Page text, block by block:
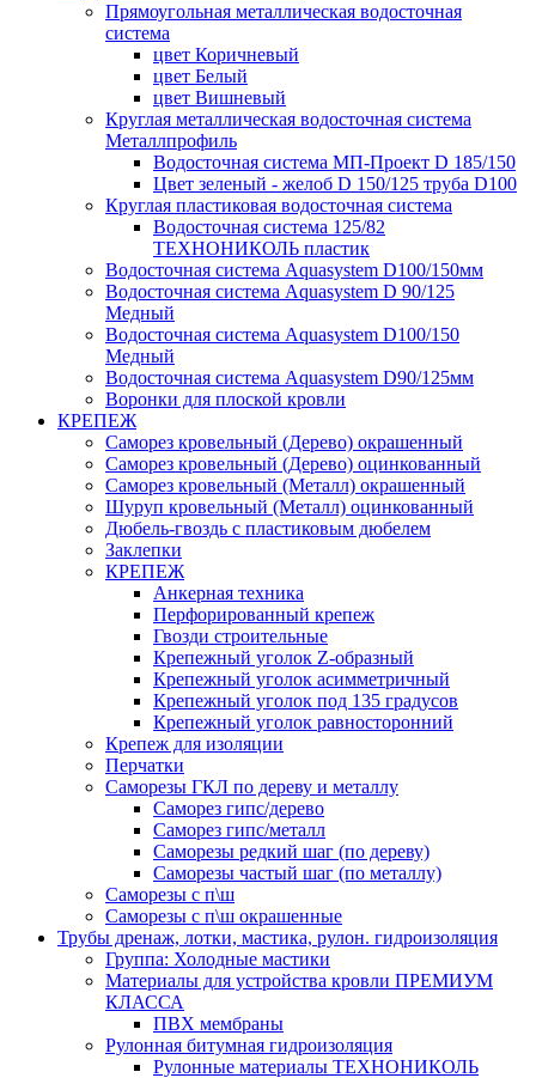
Прямоугольная металлическая водосточная
система
цвет Коричневый
цвет Белый
цвет Вишневый
Круглая металлическая водосточная система
Металлпрофиль
Водосточная система МП-Проект D 185/150
Цвет зеленый - желоб D 150/125 труба D100
Круглая пластиковая водосточная система
Водосточная система 125/82
ТЕХНОНИКОЛЬ пластик
Водосточная система Aquasystem D100/150мм
Водосточная система Aquasystem D 90/125
Медный
Водосточная система Aquasystem D100/150
Медный
Водосточная система Aquasystem D90/125мм
Воронки для плоской кровли
КРЕПЕЖ
Саморез кровельный (Дерево) окрашенный
Саморез кровельный (Дерево) оцинкованный
Саморез кровельный (Металл) окрашенный
Шуруп кровельный (Металл) оцинкованный
Дюбель-гвоздь с пластиковым дюбелем
Заклепки
КРЕПЕЖ
Анкерная техника
Перфорированный крепеж
Гвозди строительные
Крепежный уголок Z-образный
Крепежный уголок асимметричный
Крепежный уголок под 135 градусов
Крепежный уголок равносторонний
Крепеж для изоляции
Перчатки
Саморезы ГКЛ по дереву и металлу
Саморез гипс/дерево
Саморез гипс/металл
Саморезы редкий шаг (по дереву)
Саморезы частый шаг (по металлу)
Саморезы с п\ш
Саморезы с п\ш окрашенные
Трубы дренаж, лотки, мастика, рулон. гидроизоляция
Группа: Холодные мастики
Материалы для устройства кровли ПРЕМИУМ
КЛАССА
ПВХ мембраны
Рулонная битумная гидроизоляция
Рулонные материалы ТЕХНОНИКОЛЬ